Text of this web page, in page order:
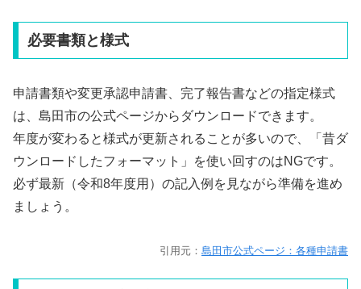
必要書類と様式
申請書類や変更承認申請書、完了報告書などの指定様式
は、島田市の公式ページからダウンロードできます。
年度が変わると様式が更新されることが多いので、「昔ダ
ウンロードしたフォーマット」を使い回すのはNGです。
必ず最新（令和8年度用）の記入例を見ながら準備を進め
ましょう。
引用元： 島田市公式ページ：各種申請書